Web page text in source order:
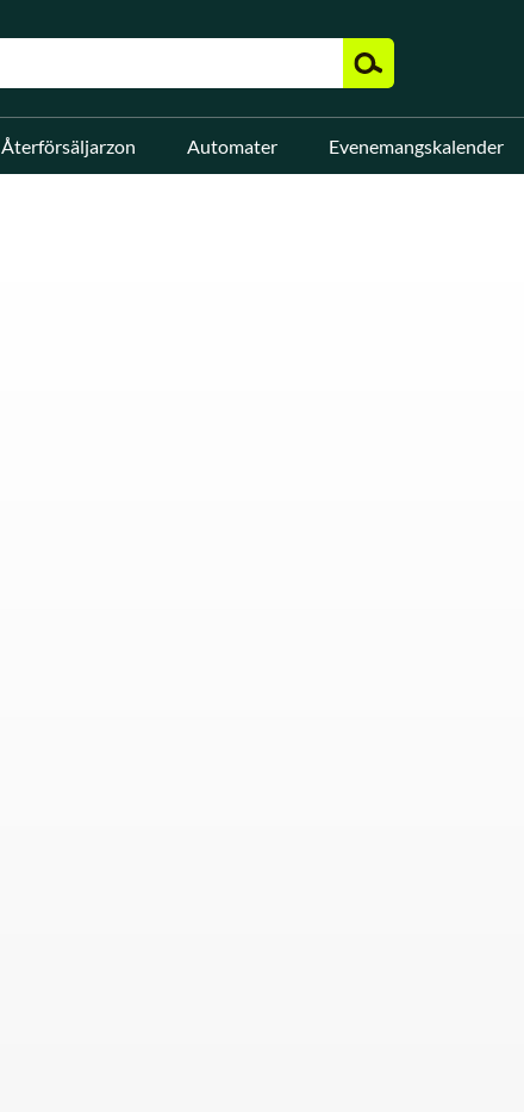
Återförsäljarzon Automater Evenemangskalender